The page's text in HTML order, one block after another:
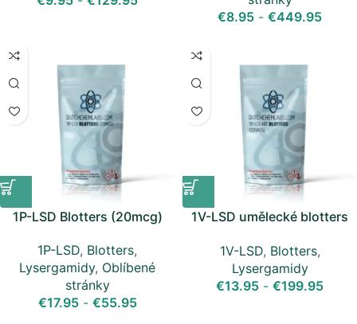
€8.95 - €449.95
1P-LSD Blotters (20mcg)
1P-LSD, Blotters,
Lysergamidy, Oblíbené
stránky
€17.95 - €55.95
1V-LSD umělecké blotters
1V-LSD, Blotters,
Lysergamidy
€13.95 - €199.95